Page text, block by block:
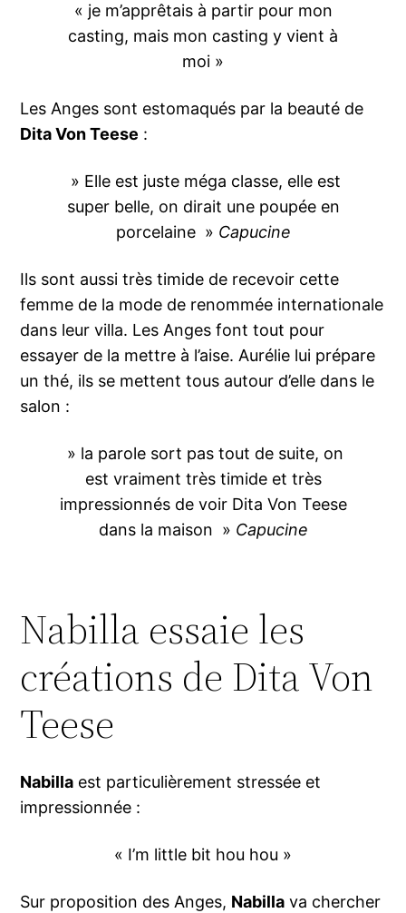
« je m’apprêtais à partir pour mon
casting, mais mon casting y vient à
moi »
Les Anges sont estomaqués par la beauté de
Dita Von Teese :
» Elle est juste méga classe, elle est
super belle, on dirait une poupée en
porcelaine » Capucine
Ils sont aussi très timide de recevoir cette
femme de la mode de renommée internationale
dans leur villa. Les Anges font tout pour
essayer de la mettre à l’aise. Aurélie lui prépare
un thé, ils se mettent tous autour d’elle dans le
salon :
» la parole sort pas tout de suite, on
est vraiment très timide et très
impressionnés de voir Dita Von Teese
dans la maison » Capucine
Nabilla essaie les
créations de Dita Von
Teese
Nabilla est particulièrement stressée et
impressionnée :
« I’m little bit hou hou »
Sur proposition des Anges, Nabilla va chercher